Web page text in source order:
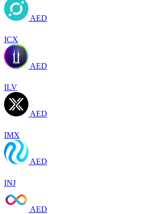
AED
ICX
AED
ILV
AED
IMX
AED
INJ
AED